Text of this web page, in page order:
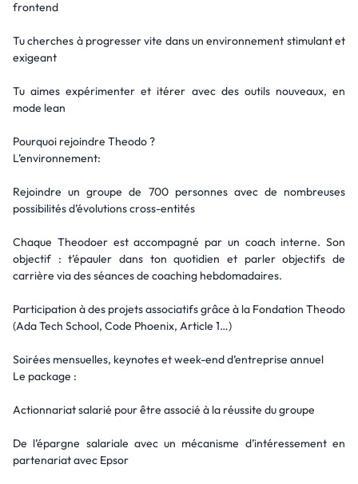
frontend
Tu cherches à progresser vite dans un environnement stimulant et
exigeant
Tu aimes expérimenter et itérer avec des outils nouveaux, en
mode lean
Pourquoi rejoindre Theodo ?
L’environnement:
Rejoindre un groupe de 700 personnes avec de nombreuses
possibilités d’évolutions cross-entités
Chaque Theodoer est accompagné par un coach interne. Son
objectif : t’épauler dans ton quotidien et parler objectifs de
carrière via des séances de coaching hebdomadaires.
Participation à des projets associatifs grâce à la Fondation Theodo
(Ada Tech School, Code Phoenix, Article 1…)
Soirées mensuelles, keynotes et week-end d’entreprise annuel
Le package :
Actionnariat salarié pour être associé à la réussite du groupe
De l’épargne salariale avec un mécanisme d’intéressement en
partenariat avec Epsor